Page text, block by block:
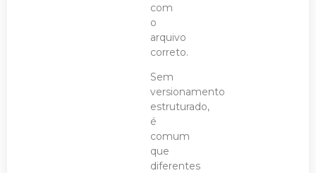
com
o
arquivo
correto.
Sem
versionamento
estruturado,
é
comum
que
diferentes